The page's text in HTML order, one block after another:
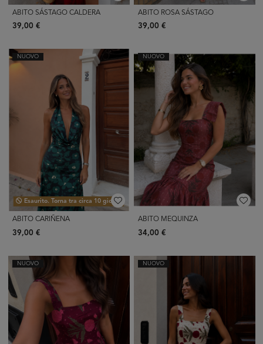
ABITO SÁSTAGO CALDERA
39,00 €
ABITO ROSA SÁSTAGO
39,00 €
NUOVO
Esaurito. Torna tra circa 10 giorni.
ABITO CARIÑENA
39,00 €
NUOVO
ABITO MEQUINZA
34,00 €
NUOVO NUOVO